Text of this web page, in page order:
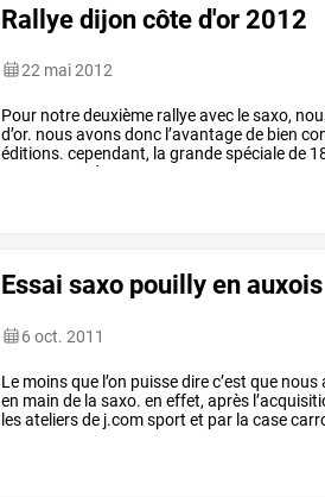
Rallye dijon côte d'or 2012
22 mai 2012
Pour notredeuxième rallyeavec lesaxo,
d’or. nousavonsdonc l’avantagede bien
éditions. cependant, la grandespécialede
dans
Essai saxo pouilly en auxois
6 oct. 2011
Le moinsque l’on puissedirec’est que nous
en main de la saxo. en effet, après
lesateliersde j.comsport et par la case